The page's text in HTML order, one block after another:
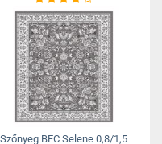
Szőnyeg BFC Selene 0,8/1,5